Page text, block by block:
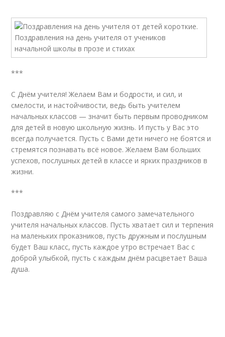
***
С Днём учителя! Желаем Вам и бодрости, и сил, и
смелости, и настойчивости, ведь быть учителем
начальных классов — значит быть первым проводником
для детей в новую школьную жизнь. И пусть у Вас это
всегда получается. Пусть с Вами дети ничего не боятся и
стремятся познавать всё новое. Желаем Вам больших
успехов, послушных детей в классе и ярких праздников в
жизни.
***
Поздравляю с Днём учителя самого замечательного
учителя начальных классов. Пусть хватает сил и терпения
на маленьких проказников, пусть дружным и послушным
будет Ваш класс, пусть каждое утро встречает Вас с
доброй улыбкой, пусть с каждым днём расцветает Ваша
душа.